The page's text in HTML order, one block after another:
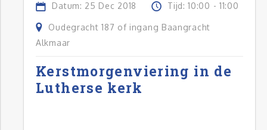
Datum: 25 Dec 2018 Tijd: 10:00 - 11:00
Oudegracht 187 of ingang Baangracht
Alkmaar
Kerstmorgenviering in de
Lutherse kerk